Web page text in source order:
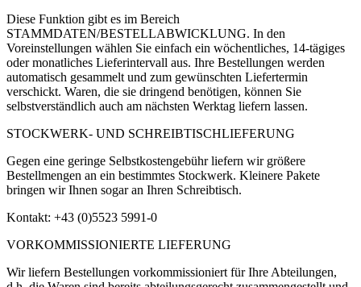
Diese Funktion gibt es im Bereich
STAMMDATEN/BESTELLABWICKLUNG. In den
Voreinstellungen wählen Sie einfach ein wöchentliches, 14-tägiges
oder monatliches Lieferintervall aus. Ihre Bestellungen werden
automatisch gesammelt und zum gewünschten Liefertermin
verschickt. Waren, die sie dringend benötigen, können Sie
selbstverständlich auch am nächsten Werktag liefern lassen.
STOCKWERK- UND SCHREIBTISCHLIEFERUNG
Gegen eine geringe Selbstkostengebühr liefern wir größere
Bestellmengen an ein bestimmtes Stockwerk. Kleinere Pakete
bringen wir Ihnen sogar an Ihren Schreibtisch.
Kontakt: +43 (0)5523 5991-0
VORKOMMISSIONIERTE LIEFERUNG
Wir liefern Bestellungen vorkommissioniert für Ihre Abteilungen,